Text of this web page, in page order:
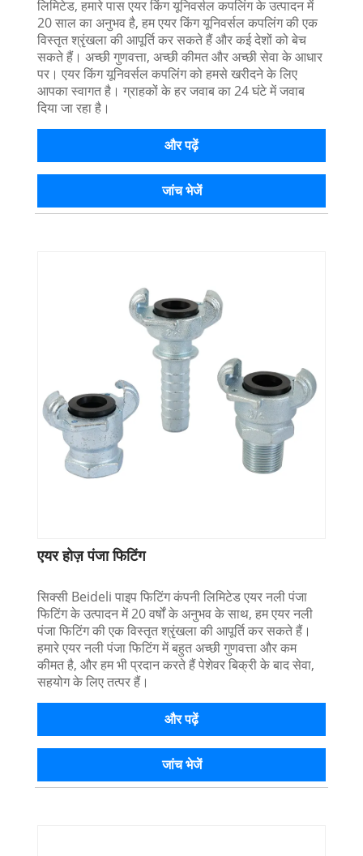
लिमिटेड, हमारे पास एयर किंग यूनिवर्सल कपलिंग के उत्पादन में
20 साल का अनुभव है, हम एयर किंग यूनिवर्सल कपलिंग की एक
विस्तृत श्रृंखला की आपूर्ति कर सकते हैं और कई देशों को बेच
सकते हैं। अच्छी गुणवत्ता, अच्छी कीमत और अच्छी सेवा के आधार
पर। एयर किंग यूनिवर्सल कपलिंग को हमसे खरीदने के लिए
आपका स्वागत है। ग्राहकों के हर जवाब का 24 घंटे में जवाब
दिया जा रहा है।
और पढ़ें
जांच भेजें
एयर होज़ पंजा फिटिंग
सिक्सी Beideli पाइप फिटिंग कंपनी लिमिटेड एयर नली पंजा
फिटिंग के उत्पादन में 20 वर्षों के अनुभव के साथ, हम एयर नली
पंजा फिटिंग की एक विस्तृत श्रृंखला की आपूर्ति कर सकते हैं।
हमारे एयर नली पंजा फिटिंग में बहुत अच्छी गुणवत्ता और कम
कीमत है, और हम भी प्रदान करते हैं पेशेवर बिक्री के बाद सेवा,
सहयोग के लिए तत्पर हैं।
और पढ़ें
जांच भेजें